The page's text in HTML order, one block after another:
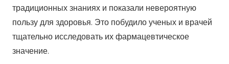
традиционных знаниях и показали невероятную
пользу для здоровья. Это побудило ученых и врачей
тщательно исследовать их фармацевтическое
значение.